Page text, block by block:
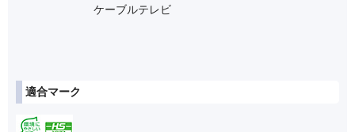
ケーブルテレビ
適合マーク